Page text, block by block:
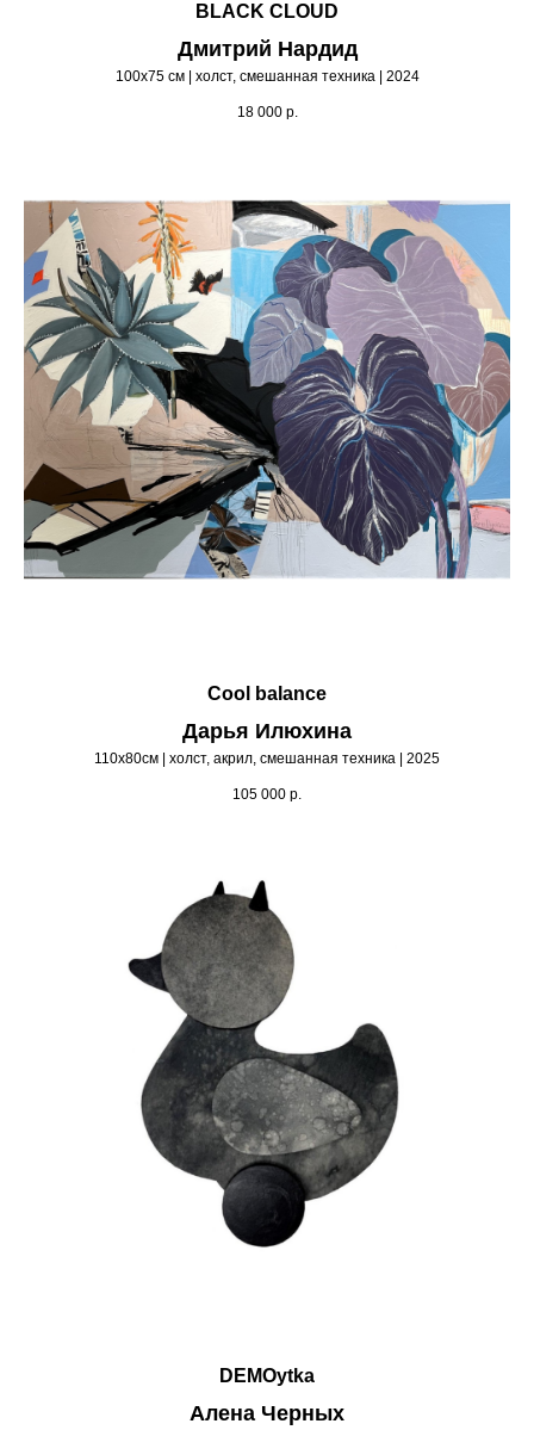
BLACK CLOUD
Дмитрий Нардид
100х75 см | холст, смешанная техника | 2024
18 000 р.
Cool balance
Дарья Илюхина
110х80см | холст, акрил, смешанная техника | 2025
105 000 р.
DEMOytka
Алена Черных